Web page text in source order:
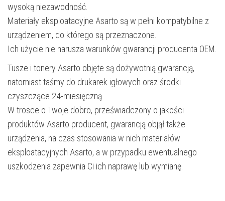
wysoką niezawodność.
Materiały eksploatacyjne Asarto są w pełni kompatybilne z
urządzeniem, do którego są przeznaczone.
Ich użycie nie narusza warunków gwarancji producenta OEM.
Tusze i tonery Asarto objęte są dożywotnią gwarancją,
natomiast taśmy do drukarek igłowych oraz środki
czyszczące 24-miesięczną.
W trosce o Twoje dobro, przeświadczony o jakości
produktów Asarto producent, gwarancją objął także
urządzenia, na czas stosowania w nich materiałów
eksploatacyjnych Asarto, a w przypadku ewentualnego
uszkodzenia zapewnia Ci ich naprawę lub wymianę.